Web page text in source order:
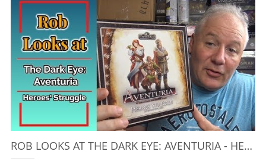
ROB LOOKS AT THE DARK EYE: AVENTURIA - HEROES' STRUGGLE